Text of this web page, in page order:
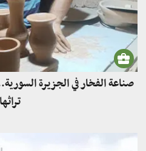
صناعة الفخار في الجزيرة
تراثها